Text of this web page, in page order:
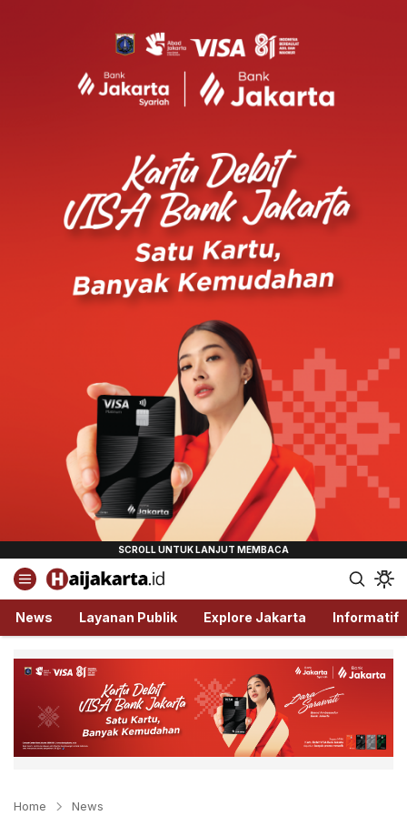
Haijakarta.id
Semua Tentang Jakarta Ada Disini!
News Layanan Publik Explore Jakarta Informatif
Home News